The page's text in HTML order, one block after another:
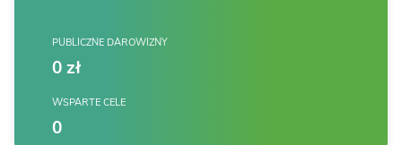
PUBLICZNE DAROWIZNY
0 zł
WSPARTE CELE
0